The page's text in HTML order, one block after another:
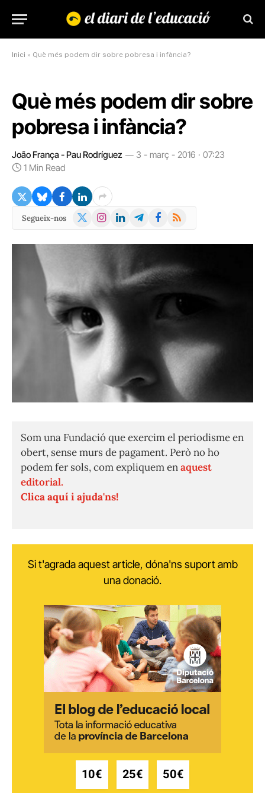
Inici » Què més podem dir sobre pobresa i infància?
Què més podem dir sobre
pobresa i infància?
João França - Pau Rodríguez
3 - març - 2016 · 07:23
1 Min Read
Segueix-nos
X
Instagram
LinkedInTelegramFacebook
RSS
Som una Fundació que exercim el periodisme en
obert, sense murs de pagament. Però no ho
podem fer sols, com expliquem enaquest
editorial.
Clica aquí i ajuda'ns!
Si t'agrada aquest article, dóna'ns suport amb
una donació.
10€ 25€ 50€